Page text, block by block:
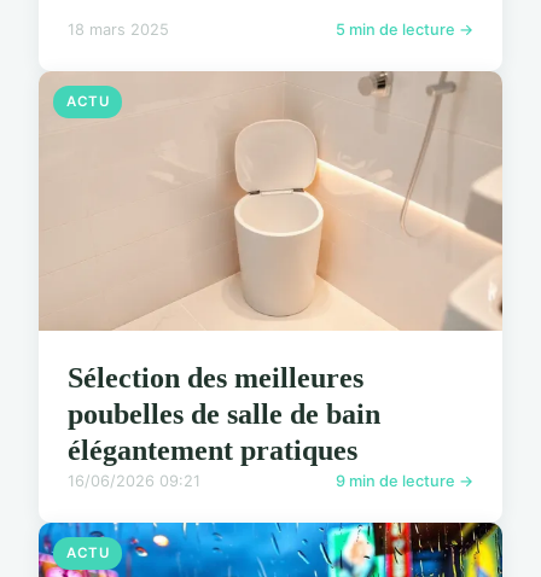
18 mars 2025 5 min de lecture →
ACTU
Sélection des meilleures
poubelles de salle de bain
élégantement pratiques
16/06/2026 09:21 9 min de lecture →
ACTU